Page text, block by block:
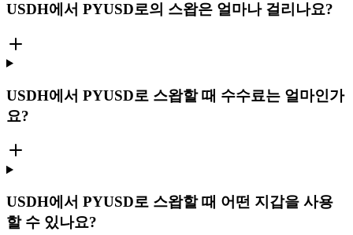
USDH에서 PYUSD로의 스왑은 얼마나 걸리나요?
USDH에서 PYUSD로 스왑할 때 수수료는 얼마인가
요?
USDH에서 PYUSD로 스왑할 때 어떤 지갑을 사용
할 수 있나요?